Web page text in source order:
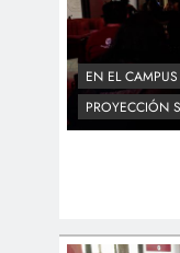
EN EL CAMPUS
PROYECCIÓN